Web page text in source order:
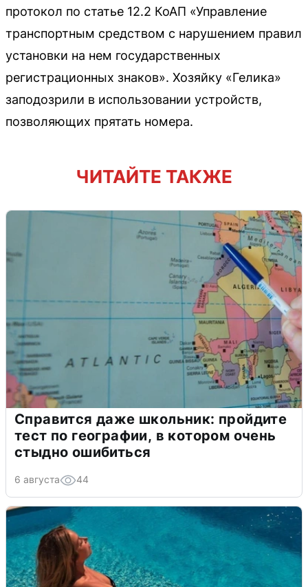
протокол по статье 12.2 КоАП «Управление
транспортным средством с нарушением правил
установки на нем государственных
регистрационных знаков». Хозяйку «Гелика»
заподозрили в использовании устройств,
позволяющих прятать номера.
ЧИТАЙТЕ ТАКЖЕ
Справится даже школьник: пройдите
тест по географии, в котором очень
стыдно ошибиться
6 августа 44